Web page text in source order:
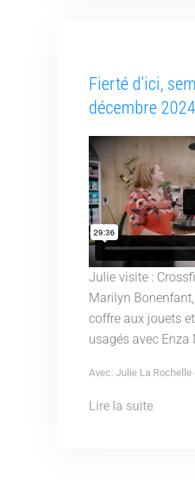
Fierté d'ici,
décembre 2024
Julie visite :
Marilyn
coffre aux jouets
usagés avec Enza
Avec: Julie La Rochelle
Lire la suite